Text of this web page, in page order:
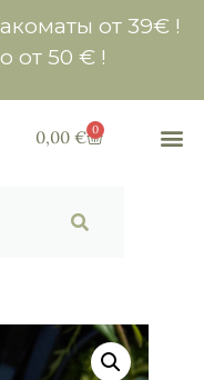
от 39€ !
от 50 € !
0,00€ 0